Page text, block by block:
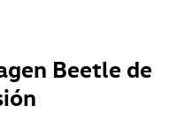
Beetle de